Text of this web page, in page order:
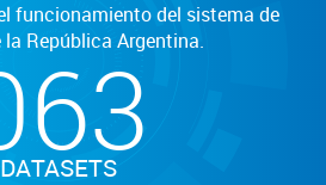
funcionamiento del sistema de
República Argentina.
DATASETS